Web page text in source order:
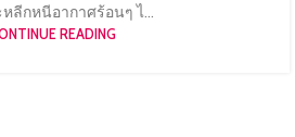
หลีกหนีอากาศร้อนๆ ไ...
READING